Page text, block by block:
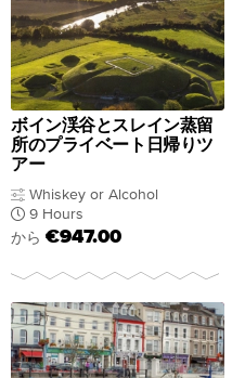
ボイン渓谷とスレイン蒸留
所のプライベート日帰りツ
アー
Whiskey or Alcohol
9 Hours
から €947.00